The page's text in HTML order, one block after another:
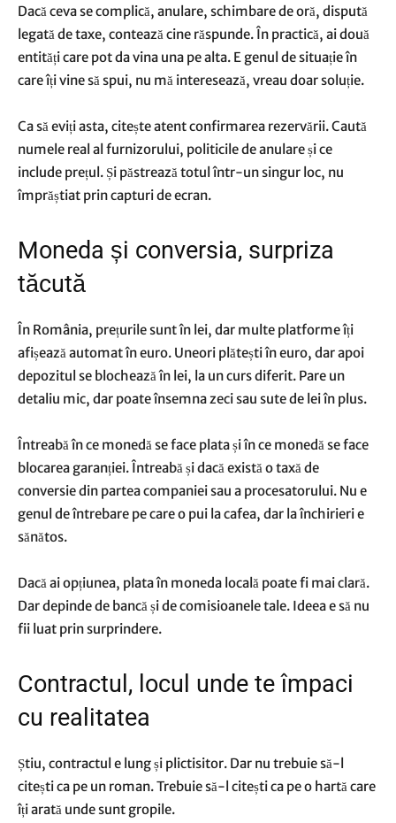
Dacă ceva se complică, anulare, schimbare de oră, dispută
legată de taxe, contează cine răspunde. În practică, ai două
entități care pot da vina una pe alta. E genul de situație în
care îți vine să spui, nu mă interesează, vreau doar soluție.
Ca să eviți asta, citește atent confirmarea rezervării. Caută
numele real al furnizorului, politicile de anulare și ce
include prețul. Și păstrează totul într-un singur loc, nu
împrăștiat prin capturi de ecran.
Moneda și conversia, surpriza
tăcută
În România, prețurile sunt în lei, dar multe platforme îți
afișează automat în euro. Uneori plătești în euro, dar apoi
depozitul se blochează în lei, la un curs diferit. Pare un
detaliu mic, dar poate însemna zeci sau sute de lei în plus.
Întreabă în ce monedă se face plata și în ce monedă se face
blocarea garanției. Întreabă și dacă există o taxă de
conversie din partea companiei sau a procesatorului. Nu e
genul de întrebare pe care o pui la cafea, dar la închirieri e
sănătos.
Dacă ai opțiunea, plata în moneda locală poate fi mai clară.
Dar depinde de bancă și de comisioanele tale. Ideea e să nu
fii luat prin surprindere.
Contractul, locul unde te împaci
cu realitatea
Știu, contractul e lung și plictisitor. Dar nu trebuie să-l
citești ca pe un roman. Trebuie să-l citești ca pe o hartă care
îți arată unde sunt gropile.